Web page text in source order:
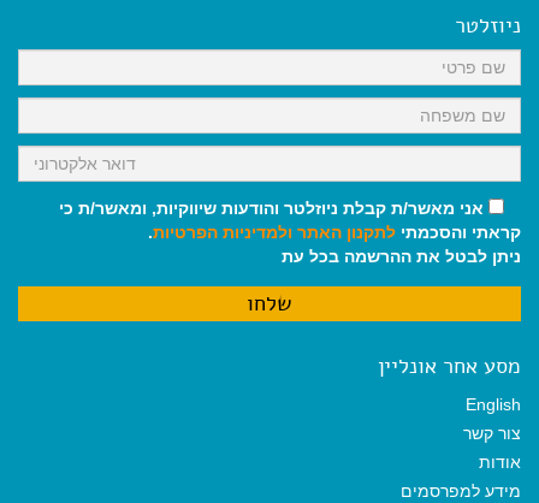
ניוזלטר
אני מאשר/ת קבלת ניוזלטר והודעות שיווקיות, ומאשר/ת כי
קראתי והסכמתי לתקנון האתר ולמדיניות הפרטיות.
ניתן לבטל את ההרשמה בכל עת
מסע אחר אונליין
English
צור קשר
אודות
מידע למפרסמים